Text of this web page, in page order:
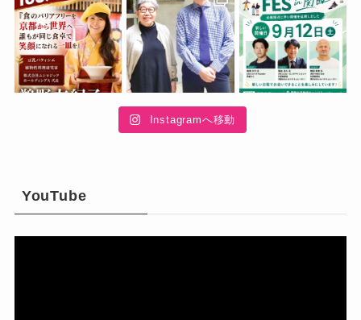
Instagramへ移動
YouTube